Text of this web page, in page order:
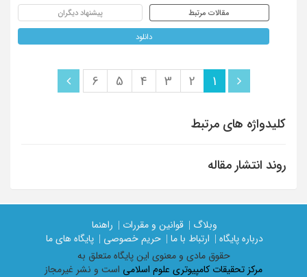
مقالات مرتبط پیشنهاد دیگران
دانلود
1
2
3
4
5
6
کلیدواژه های مرتبط
روند انتشار مقاله
وبلاگ | قوانین و مقررات |
راهنما
درباره پایگاه |
ارتباط با ما | حریم خصوصی |
پایگاه های ما
حقوق مادی و معنوی اين پايگاه متعلق به
مرکز تحقیقات کامپیوتری علوم اسلامی است و نشر غیرمجاز